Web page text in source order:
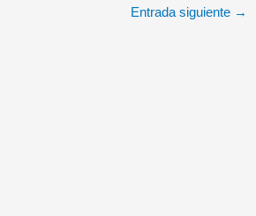
Entrada siguiente →